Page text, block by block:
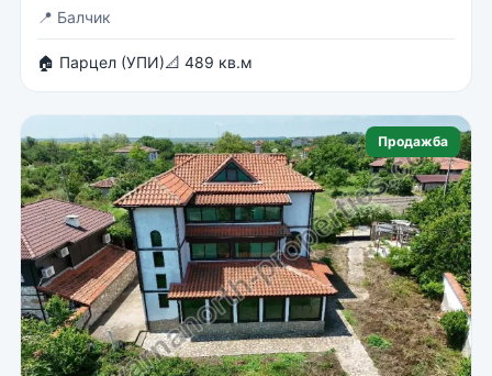
📍 Балчик
🏠 Парцел (УПИ)📐 489 кв.м
Продажба